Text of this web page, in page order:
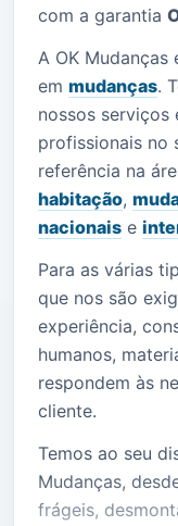
com a garantia
A OK Mudanças
em mudanças.
nossos serviços
profissionais no
referência na
habitação,
nacionais e
Para as várias
que nos são
experiência,
humanos,
respondem às
cliente.
Temos ao seu
Mudanças,
frágeis,